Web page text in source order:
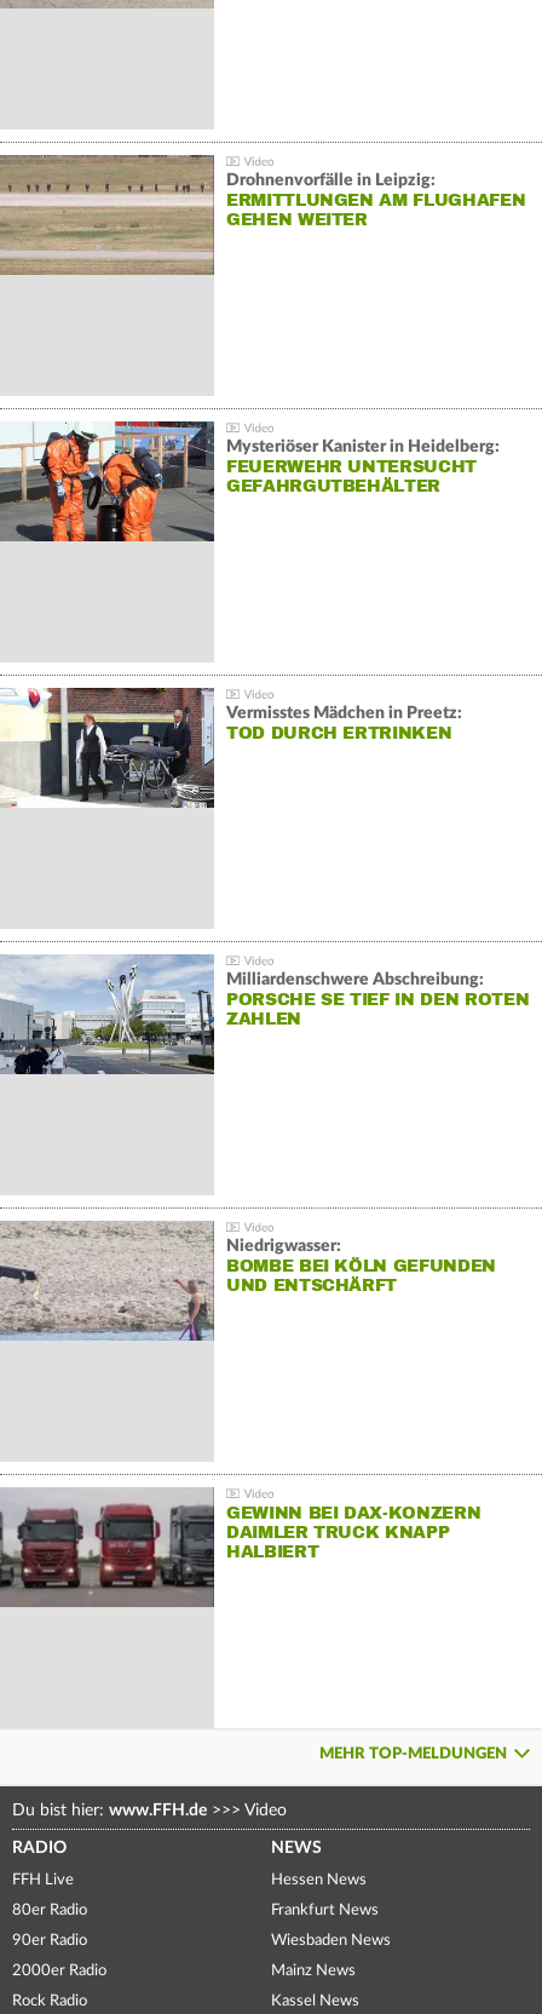
Drohnenvorfälle in Leipzig:
ERMITTLUNGEN AM FLUGHAFEN
GEHEN WEITER
Mysteriöser Kanister in Heidelberg:
FEUERWEHR UNTERSUCHT
GEFAHRGUTBEHÄLTER
Vermisstes Mädchen in Preetz:
TOD DURCH ERTRINKEN
Milliardenschwere Abschreibung:
PORSCHE SE TIEF IN DEN ROTEN
ZAHLEN
Niedrigwasser:
BOMBE BEI KÖLN GEFUNDEN
UND ENTSCHÄRFT
GEWINN BEI DAX-KONZERN
DAIMLER TRUCK KNAPP
HALBIERT
MEHR TOP-MELDUNGEN
Du bist hier: www.FFH.de >>> Video
RADIO
FFH Live
80er Radio
90er Radio
2000er Radio
Rock Radio
NEWS
Hessen News
Frankfurt News
Wiesbaden News
Mainz News
Kassel News